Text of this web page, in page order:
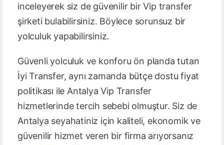
inceleyerek siz de güvenilir bir Vip transfer
şirketi bulabilirsiniz. Böylece sorunsuz bir
yolculuk yapabilirsiniz.
Güvenli yolculuk ve konforu ön planda tutan
İyi Transfer, aynı zamanda bütçe dostu fiyat
politikası ile Antalya Vip Transfer
hizmetlerinde tercih sebebi olmuştur. Siz de
Antalya seyahatiniz için kaliteli, ekonomik ve
güvenilir hizmet veren bir firma arıyorsanız